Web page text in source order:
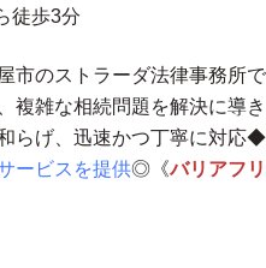
徒歩3分
市のストラーダ法律事務所で
複雑な相続問題を解決に導き
らげ、迅速かつ丁寧に対応◆
ービスを提供◎《バリアフリ